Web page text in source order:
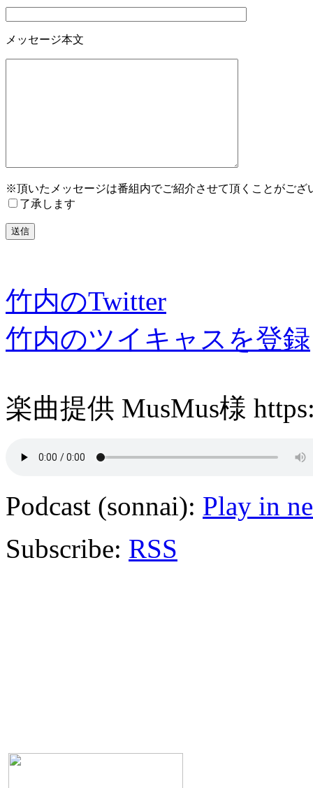
メッセージ本文
※頂いたメッセージは番組内でご紹介させて頂くことがござ
了承します
竹内のTwitter
竹内のツイキャスを登録
楽曲提供 MusMus様
Podcast (sonnai): Play in
Subscribe: RSS